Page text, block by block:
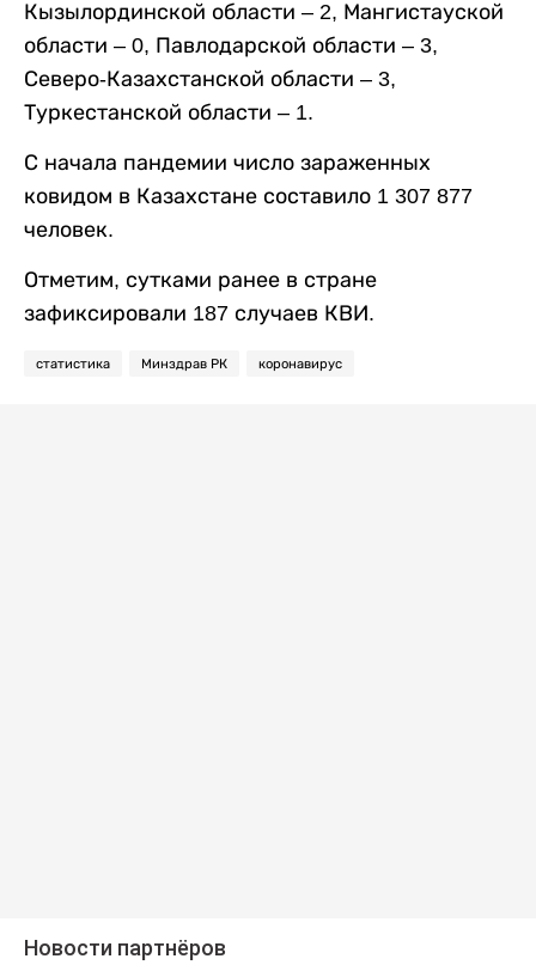
Кызылординской области – 2, Мангистауской
области – 0, Павлодарской области – 3,
Северо-Казахстанской области – 3,
Туркестанской области – 1.
С начала пандемии число зараженных
ковидом в Казахстане составило 1 307 877
человек.
Отметим, сутками ранее в стране
зафиксировали 187 случаев КВИ.
статистика Минздрав РК коронавирус